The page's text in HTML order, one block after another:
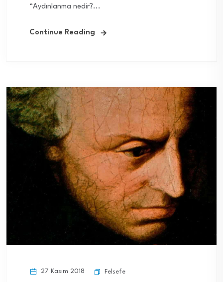
“Aydınlanma nedir?...
Continue Reading
27 Kasım 2018 Felsefe